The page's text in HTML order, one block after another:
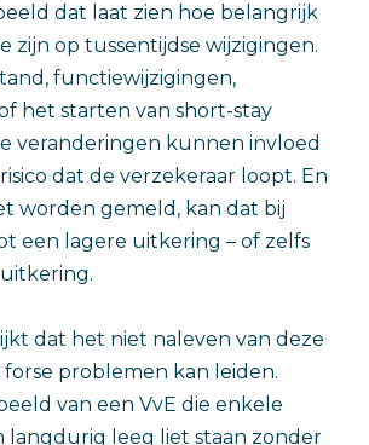
dat laat zien hoe belangrijk
zijn op tussentijdse wijzigingen.
functiewijzigingen,
het starten van short-stay
veranderingen kunnen invloed
dat de verzekeraar loopt. En
worden gemeld, kan dat bij
een lagere uitkering – of zelfs
dat het niet naleven van deze
problemen kan leiden.
van een VvE die enkele
leeg liet staan zonder